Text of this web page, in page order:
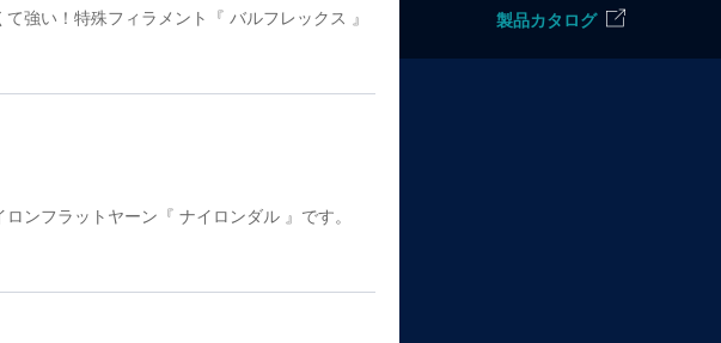
強い！特殊フィラメント『 バルフレックス 』
ンフラットヤーン『 ナイロンダル 』です。
製品カタログ